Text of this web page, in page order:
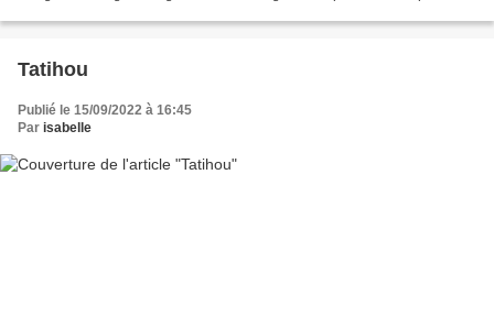
Tatihou
Publié le 15/09/2022 à 16:45
Par isabelle